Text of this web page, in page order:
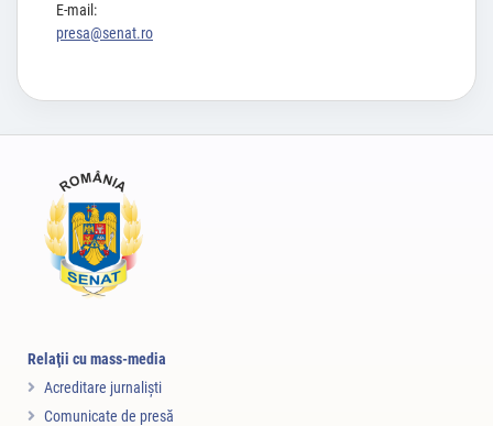
E-mail:
presa@senat.ro
Relaţii cu mass-media
Acreditare jurnalişti
Comunicate de presă